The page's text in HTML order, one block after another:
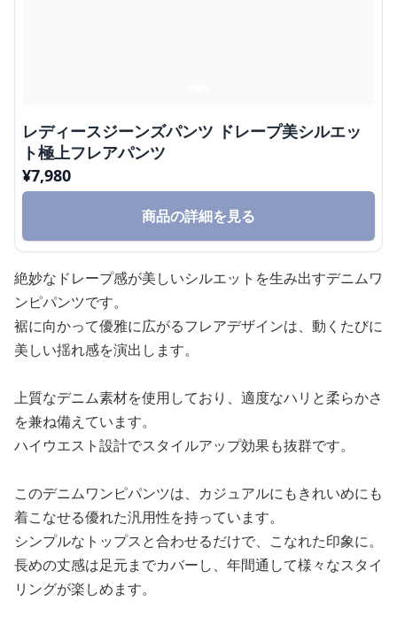
レディースジーンズパンツ ドレープ美シルエッ
ト極上フレアパンツ
¥7,980
商品の詳細を見る
絶妙なドレープ感が美しいシルエットを生み出すデニムワ
ンピパンツです。
裾に向かって優雅に広がるフレアデザインは、動くたびに
美しい揺れ感を演出します。
上質なデニム素材を使用しており、適度なハリと柔らかさ
を兼ね備えています。
ハイウエスト設計でスタイルアップ効果も抜群です。
このデニムワンピパンツは、カジュアルにもきれいめにも
着こなせる優れた汎用性を持っています。
シンプルなトップスと合わせるだけで、こなれた印象に。
長めの丈感は足元までカバーし、年間通して様々なスタイ
リングが楽しめます。